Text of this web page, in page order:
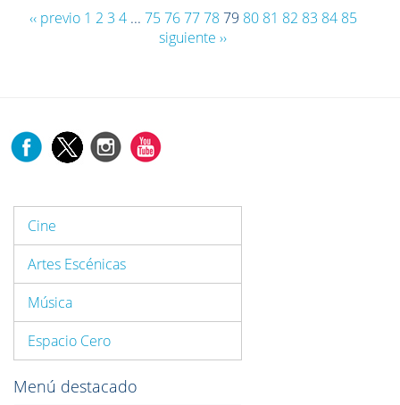
‹‹ previo 1 2 3 4... 75 76 77 78 79 80 81 82 83 84 85
siguiente ››
Cine
Artes Escénicas
Música
Espacio Cero
Menú destacado